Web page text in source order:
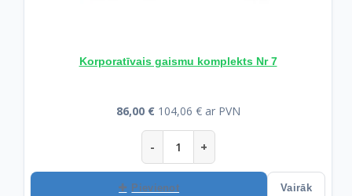
Korporatīvais gaismu komplekts Nr 7
86,00 € 104,06 € ar PVN
- +
Pievienot Vairāk